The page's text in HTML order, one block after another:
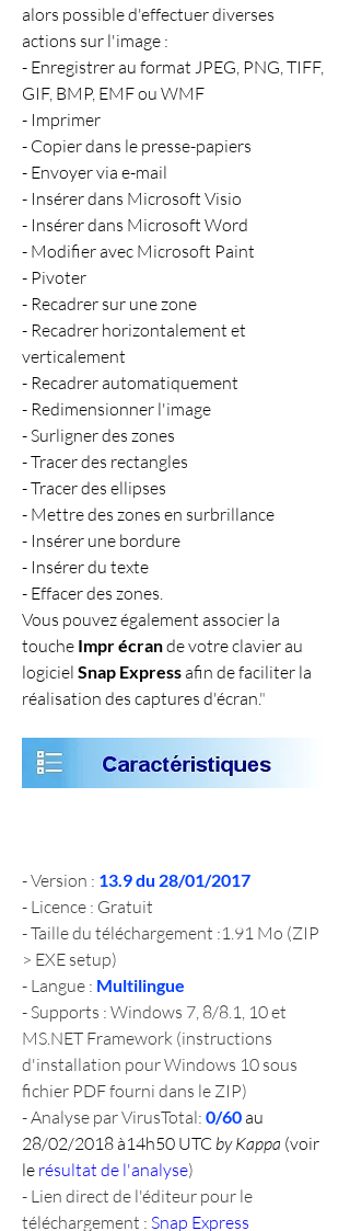
alors possible d'effectuer diverses
actions sur l'image :
- Enregistrer au format JPEG, PNG, TIFF,
GIF, BMP, EMF ou WMF
- Imprimer
- Copier dans le presse-papiers
- Envoyer via e-mail
- Insérer dans Microsoft Visio
- Insérer dans Microsoft Word
- Modifier avec Microsoft Paint
- Pivoter
- Recadrer sur une zone
- Recadrer horizontalement et
verticalement
- Recadrer automatiquement
- Redimensionner l'image
- Surligner des zones
- Tracer des rectangles
- Tracer des ellipses
- Mettre des zones en surbrillance
- Insérer une bordure
- Insérer du texte
- Effacer des zones.
Vous pouvez également associer la
touche Impr écran de votre clavier au
logiciel Snap Express afin de faciliter la
réalisation des captures d'écran."
- Version : 13.9 du 28/01/2017
- Licence : Gratuit
- Taille du téléchargement :1.91 Mo (ZIP
> EXE setup)
- Langue : Multilingue
- Supports : Windows 7, 8/8.1, 10 et
MS.NET Framework (instructions
d'installation pour Windows 10 sous
fichier PDF fourni dans le ZIP)
- Analyse par VirusTotal: 0/60 au
28/02/2018 à14h50 UTC by Kappa (voir
le résultat de l'analyse)
- Lien direct de l'éditeur pour le
téléchargement : Snap Express